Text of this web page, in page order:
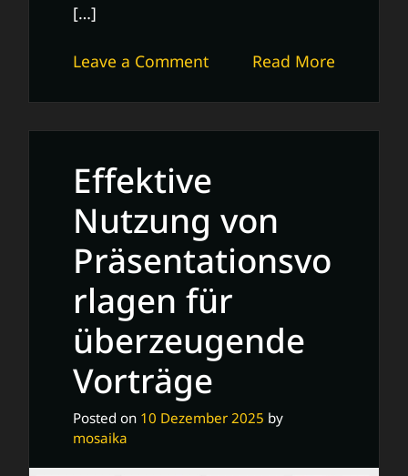
[…]
Read More
Leave a Commenton
Lebenslauf:
Professionell
Gratis
Effektive
Nutzung von
Präsentationsvo
rlagen für
überzeugende
Vorträge
Posted on 10 Dezember 2025 by
mosaika